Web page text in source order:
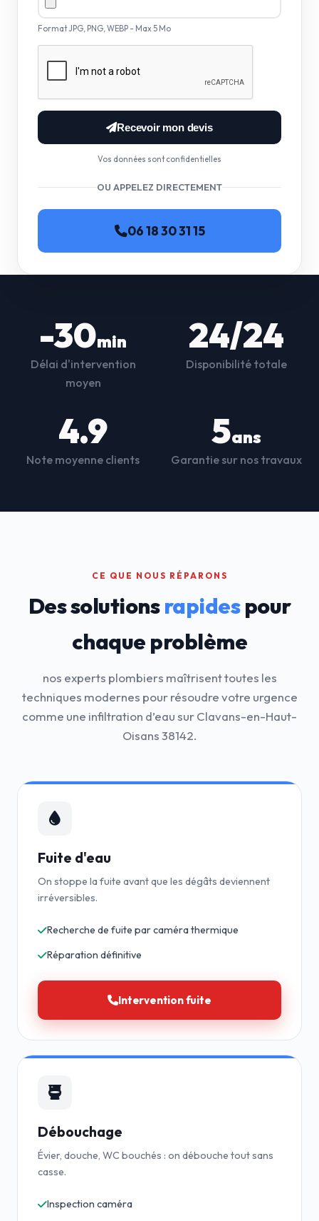
Format JPG, PNG, WEBP - Max 5 Mo
Recevoir mon devis
Vos données sont confidentielles
OU APPELEZ DIRECTEMENT
06 18 30 31 15
-30min
Délai d'intervention
moyen
24/24
Disponibilité totale
4.9
Note moyenne clients
5ans
Garantie sur nos travaux
CE QUE NOUS RÉPARONS
Des solutionsrapidespour
chaque problème
nos experts plombiers maîtrisent toutes les
techniques modernes pour résoudre votre urgence
comme une infiltration d’eau sur Clavans-en-Haut-
Oisans 38142.
Fuite d'eau
On stoppe la fuite avant que les dégâts deviennent
irréversibles.
Recherche de fuite par caméra thermique
Réparation définitive
Intervention fuite
Débouchage
Évier, douche, WC bouchés : on débouche tout sans
casse.
Inspection caméra